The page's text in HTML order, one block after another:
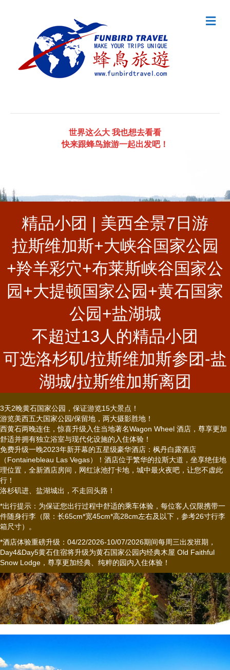
世界这么大 我也想去看看
快来跟蜂鸟旅游一起出发吧！
精品小团 | 美西全景7日游
拉斯维加斯+大峡谷国家公园
+羚羊彩穴+布莱斯峡谷国家公
园+大提顿国家公园+黄石国家
公园+盐湖城
不超过13人的精品小团
可选洛杉矶/拉斯维加斯参团-盐
湖城/拉斯维加斯离团
3天2晚黄石国家公园，保证游览15大景点！
游览美西五大国家公园/保留地，两大摄影胜地！
西黄石两晚连住，惊喜升级入住当地著名Wagon Wheel 酒店，尊享更加
舒适并拥有独立浴室与现代化设施的入住体验！
免费升级一晚2023年新开幕的五星级豪华酒店：枫丹白露酒店
（Fontainebleau Las Vegas）！酒店位于繁华的拉斯大道，坐享绝佳地
理位置，全新酒店房间，网红泳池打卡地，城中最火夜吧，让您不虚此
行！
洛杉矶进、盐湖城出，不走回头路！
*出行提示：为保证您出行过程中舒适的乘车体验，每位客人仅限携带一
件随身行李（限：长65cm*宽45cm*高28cm左右及以下，参考26寸行李
箱尺寸）。
*酒店体验重磅升级：04/22/2026-10/07/2026期间每周三出发班期，
Day4&Day5黄石住宿将升级为黄石国家公园内经典木屋 Old Faithful
Snow Lodge，尊享更加经典、纯粹的园内入住体验！